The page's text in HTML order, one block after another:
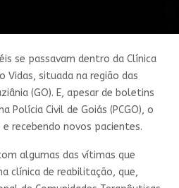
se passavam dentro da Clínica
Vidas, situada na região das
(GO). E, apesar de boletins
Polícia Civil de Goiás (PCGO), o
recebendo novos pacientes.
algumas das vítimas que
clínica de reabilitação, que,